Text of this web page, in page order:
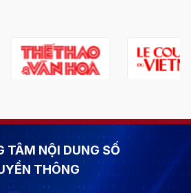
TÂM NỘI DUNG SỐ
THÔNG